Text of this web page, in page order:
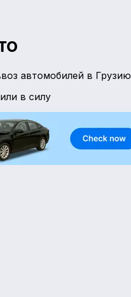
автомобилей в Грузию
в силу